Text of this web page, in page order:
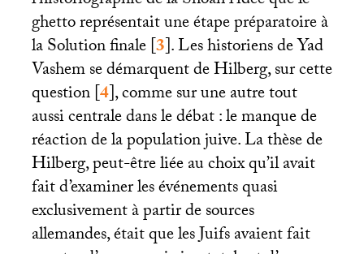
ghetto représentait une étape préparatoire à
la Solution finale[3]. Les historiens de Yad
Vashem se démarquent de Hilberg, sur cette
question[4], comme sur une autre tout
aussi centrale dans le débat : le manque de
réaction de la population juive. La thèse de
Hilberg, peut-être liée au choix qu’il avait
fait d’examiner les événements quasi
exclusivement à partir de sources
allemandes, était que les Juifs avaient fait